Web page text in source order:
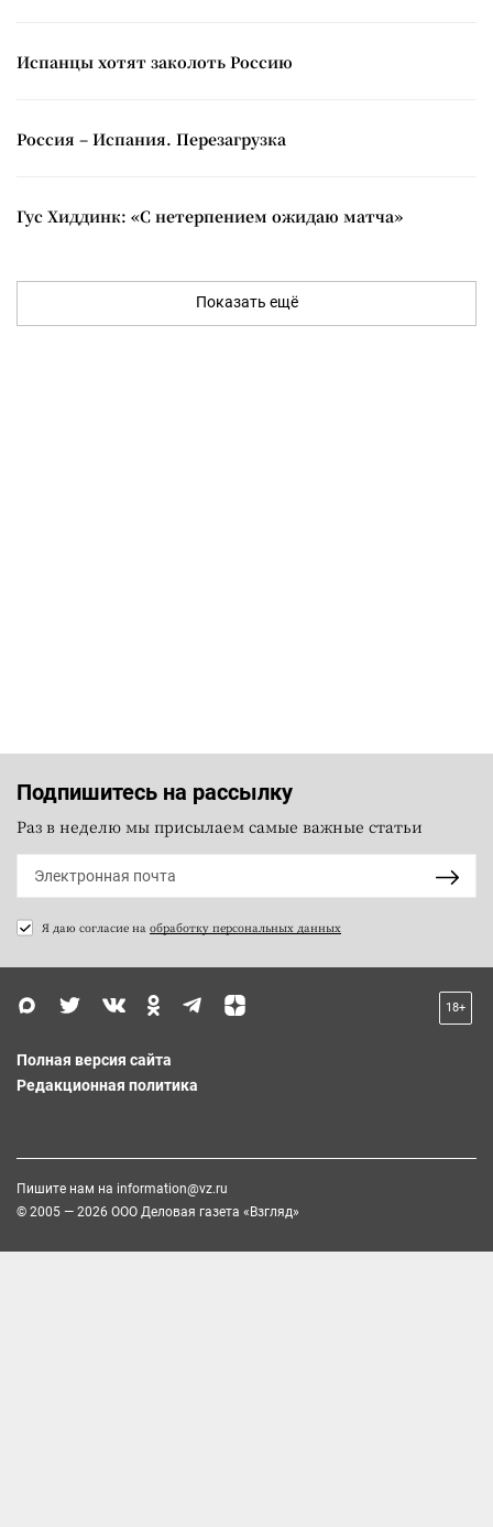
Испанцы хотят заколоть Россию
Россия – Испания. Перезагрузка
Гус Хиддинк: «С нетерпением ожидаю матча»
Показать ещё
Подпишитесь на рассылку
Раз в неделю мы присылаем самые важные статьи
Я даю согласие на обработку персональных данных
18+
Полная версия сайта
Редакционная политика
Пишите нам на information@vz.ru
© 2005 — 2026 ООО Деловая газета «Взгляд»